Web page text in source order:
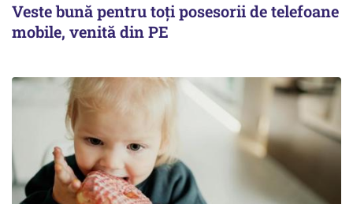
Veste bună pentru toți posesorii de telefoane
mobile, venită din PE